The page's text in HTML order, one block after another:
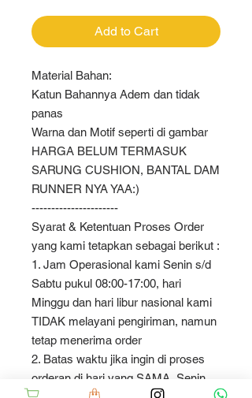
Add to Cart
Material Bahan:
Katun Bahannya Adem dan tidak
panas
Warna dan Motif seperti di gambar
HARGA BELUM TERMASUK
SARUNG CUSHION, BANTAL DAM
RUNNER NYA YAA:)
----------------------
Syarat & Ketentuan Proses Order
yang kami tetapkan sebagai berikut :
1. Jam Operasional kami Senin s/d
Sabtu pukul 08:00-17:00, hari
Minggu dan hari libur nasional kami
TIDAK melayani pengiriman, namun
tetap menerima order
2. Batas waktu jika ingin di proses
orderan di hari yang SAMA, Senin